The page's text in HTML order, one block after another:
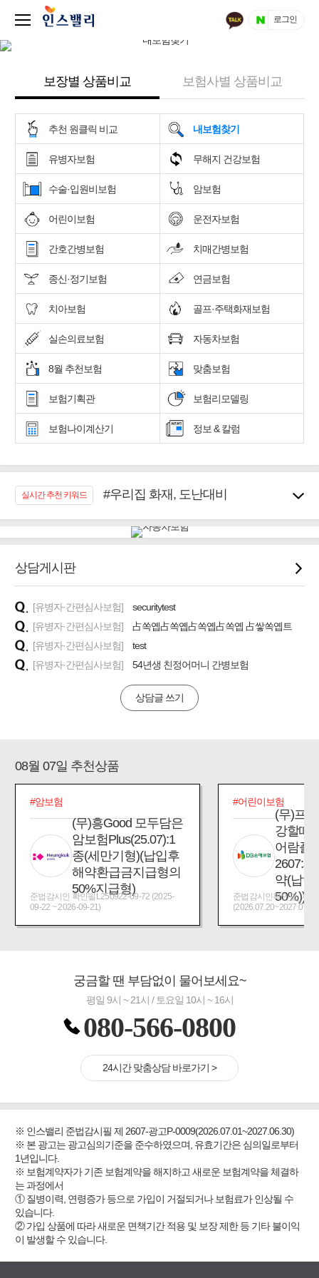
로그인
보장별 상품비교 보험사별 상품비교
추천 원클릭 비교 내보험찾기
유병자보험 무해지 건강보험
수술·입원비보험 암보험
어린이보험 운전자보험
간호간병보험 치매간병보험
종신·정기보험 연금보험
치아보험 골프·주택화재보험
실손의료보험 자동차보험
8월 추천보험 맞춤보험
보험기획관 보험리모델링
보험나이계산기 정보 & 칼럼
실시간 추천 키워드
#우리집 화재, 도난대비
#임플란트, 치아치료보장
#무해지 건강보험
#바뀌기전에 4세대 가입
#추천골프보험
상담게시판
[유병자·간편심사보험]
securitytest
[유병자·간편심사보험]
占쏙옙占쏙옙占쏙옙占쏙옙 占쌓쏙옙트
[유병자·간편심사보험]
test
[유병자·간편심사보험]
54년생 친정어머니 간병보험
상담글 쓰기
08월 07일 추천상품
#암보험
(무)흥Good 모두담은
암보험Plus(25.07):1
종(세만기형)(납입후
해약환급금지급형의
50%지급형)
준법감시인 확인필L250922-09-72 (2025-
09-22 ~ 2026-09-21)
#어린이보험
(무)프
강할때
어람플
2607:
약(납입
50%))
준법감시인확인필_제
궁금할 땐 부담없이 물어보세요~
평일 9시 ~ 21시 / 토요일 10시 ~ 16시
080-566-0800
24시간 맞춤상담 바로가기 >
※ 인스밸리 준법감시필 제 2607-광고P-0009(2026.07.01~2027.06.30)
※ 본 광고는 광고심의기준을 준수하였으며, 유효기간은 심의일로부터
1년입니다.
※ 보험계약자가 기존 보험계약을 해지하고 새로운 보험계약을 체결하
는 과정에서
① 질병이력, 연령증가 등으로 가입이 거절되거나 보험료가 인상될 수
있습니다.
② 가입 상품에 따라 새로운 면책기간 적용 및 보장 제한 등 기타 불이익
이 발생할 수 있습니다.